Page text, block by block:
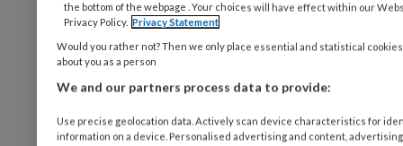
Bewegende tumor
Het team van het Antoni van Leeuwenhoek
heeft nu een manier bedacht om een 3D-MRI-
film te kunnen maken waarop de beweging van
the bottom of the webpage . Your choices will have effect within our
Privacy Policy. Privacy Statement
Would you rather not? Then we only place essential and statistical
about you as a person
We and our partners process data to provide:
Use precise geolocation data. Actively scan device characteristics for
information on a device. Personalised advertising and content,